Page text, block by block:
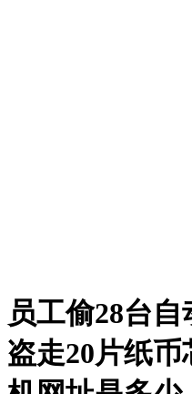
员工偷28台
盗走20片纸